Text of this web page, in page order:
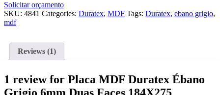
Solicitar orçamento
SKU: 4841 Categories: Duratex, MDF Tags: Duratex, ebano grigio,
mdf
Reviews (1)
1 review for Placa MDF Duratex Ébano